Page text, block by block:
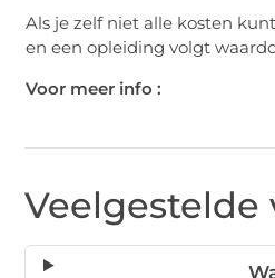
Als je zelf niet alle kosten
en een opleiding volgt
Voor meer info :
Veelgestelde